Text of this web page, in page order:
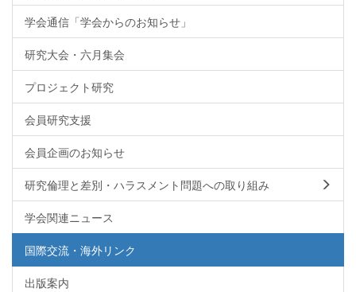
学会通信「学会からのお知らせ」
研究大会・六月集会
プロジェクト研究
会員研究支援
会員企画のお知らせ
研究倫理と差別・ハラスメント問題への取り組み
学会関連ニュース
国際交流・海外リンク
出版案内